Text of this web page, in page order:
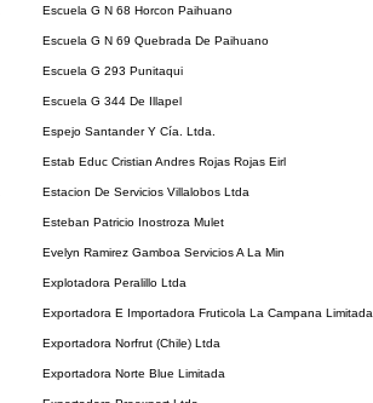
Escuela G N 68 Horcon Paihuano
Escuela G N 69 Quebrada De Paihuano
Escuela G 293 Punitaqui
Escuela G 344 De Illapel
Espejo Santander Y Cía. Ltda.
Estab Educ Cristian Andres Rojas Rojas Eirl
Estacion De Servicios Villalobos Ltda
Esteban Patricio Inostroza Mulet
Evelyn Ramirez Gamboa Servicios A La Min
Explotadora Peralillo Ltda
Exportadora E Importadora Fruticola La Campana Limitada
Exportadora Norfrut (Chile) Ltda
Exportadora Norte Blue Limitada